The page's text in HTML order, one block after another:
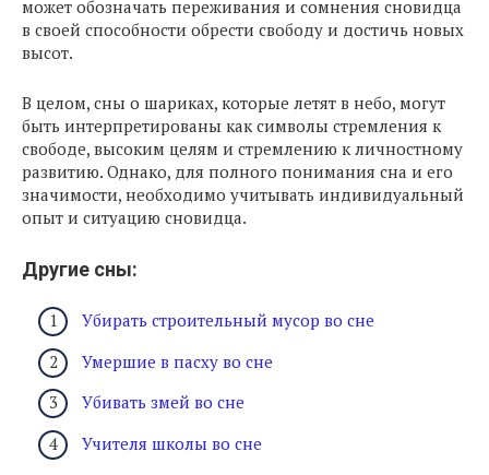
может обозначать переживания и сомнения сновидца
в своей способности обрести свободу и достичь новых
высот.
В целом, сны о шариках, которые летят в небо, могут
быть интерпретированы как символы стремления к
свободе, высоким целям и стремлению к личностному
развитию. Однако, для полного понимания сна и его
значимости, необходимо учитывать индивидуальный
опыт и ситуацию сновидца.
Другие сны:
Убирать строительный мусор во сне
Умершие в пасху во сне
Убивать змей во сне
Учителя школы во сне